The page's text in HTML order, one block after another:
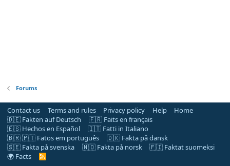
Forums
Contact us Terms and rules Privacy policy Help
Home
🇩🇪 Fakten auf Deutsch
🇫🇷 Faits en français
🇪🇸 Hechos en Español
🇮🇹 Fatti in Italiano
🇧🇷 🇵🇹 Fatos em português
🇩🇰 Fakta på dansk
🇸🇪 Fakta på svenska
🇳🇴 Fakta på norsk
🇫🇮 Faktat suomeksi
🌍 Facts
R